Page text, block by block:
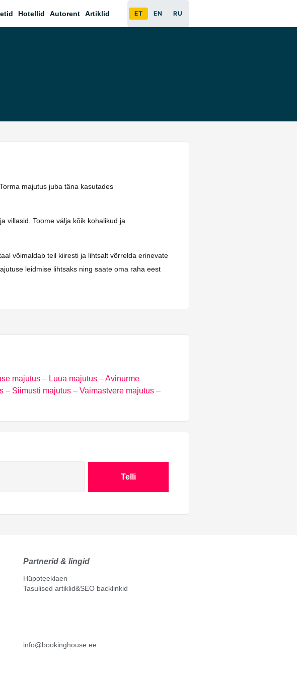
Hotellid Autorent Artiklid ET EN RU
majutus juba täna kasutades
villasid. Toome välja kõik kohalikud ja
võimaldab teil kiiresti ja lihtsalt võrrelda erinevate
leidmise lihtsaks ning saate oma raha eest
majutus – Luua majutus –Avinurme
– Siimusti majutus – Vaimastvere majutus –
Telli
Partnerid & lingid
Hüpoteeklaen
Tasulised artiklid&SEO backlinkid
info@bookinghouse.ee